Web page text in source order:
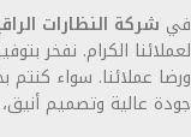
في شركة النظارات
لعملائنا الكرام. نفخر
ورضا عملائنا. سواء
جودة عالية وتصميم